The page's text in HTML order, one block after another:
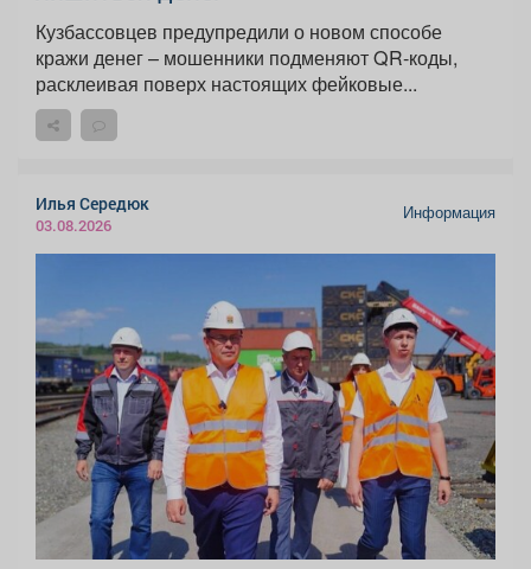
Кузбассовцев предупредили о новом способе
кражи денег – мошенники подменяют QR-коды,
расклеивая поверх настоящих фейковые...
Илья Середюк
03.08.2026
Информация